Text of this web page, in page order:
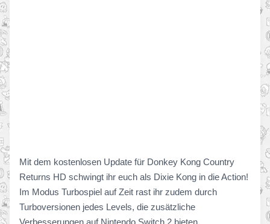
Mit dem kostenlosen Update für Donkey Kong Country
Returns HD schwingt ihr euch als Dixie Kong in die Action!
Im Modus Turbospiel auf Zeit rast ihr zudem durch
Turboversionen jedes Levels, die zusätzliche
Verbesserungen auf Nintendo Switch 2 bieten.